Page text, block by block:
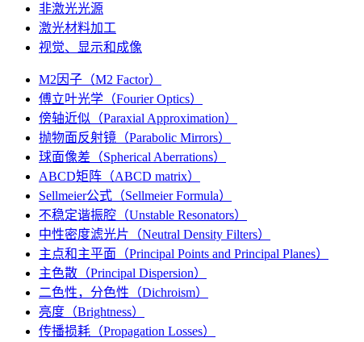
非激光光源
激光材料加工
视觉、显示和成像
M2因子（M2 Factor）
傅立叶光学（Fourier Optics）
傍轴近似（Paraxial Approximation）
抛物面反射镜（Parabolic Mirrors）
球面像差（Spherical Aberrations）
ABCD矩阵（ABCD matrix）
Sellmeier公式（Sellmeier Formula）
不稳定谐振腔（Unstable Resonators）
中性密度滤光片（Neutral Density Filters）
主点和主平面（Principal Points and Principal Planes）
主色散（Principal Dispersion）
二色性，分色性（Dichroism）
亮度（Brightness）
传播损耗（Propagation Losses）